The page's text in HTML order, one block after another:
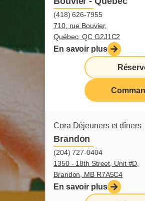
(418) 626-7955
710, rue Bouvier,
Québec, QC G2J1C2
En savoir plus
Cora Déjeuners et dîners
Brandon
(204) 727-0404
1350 - 18th Street, Unit #D,
Brandon, MB R7A5C4
En savoir plus